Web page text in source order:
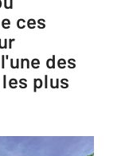
ces
des
plus